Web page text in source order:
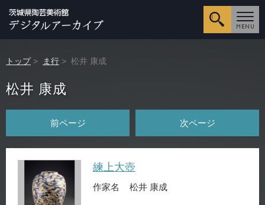
詳細検
トップ > ま行 > 松井 康成
松井 康成
前ページ 次ページ
練上大壺
作家名 松井 康成